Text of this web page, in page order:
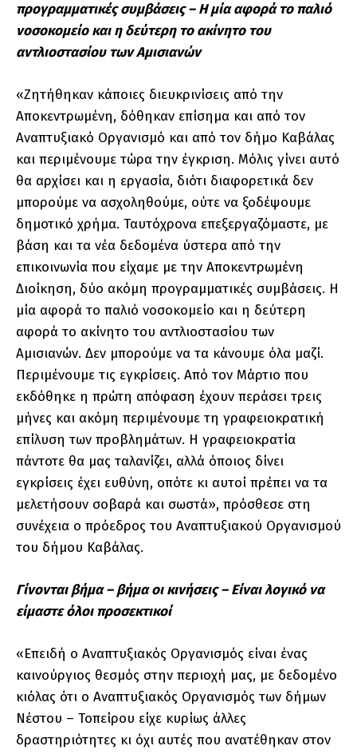
προγραμματικές συμβάσεις – Η μία αφορά το παλιό
νοσοκομείο και η δεύτερη το ακίνητο του
αντλιοστασίου των Αμισιανών
«Ζητήθηκαν κάποιες διευκρινίσεις από την
Αποκεντρωμένη, δόθηκαν επίσημα και από τον
Αναπτυξιακό Οργανισμό και από τον δήμο Καβάλας
και περιμένουμε τώρα την έγκριση. Μόλις γίνει αυτό
θα αρχίσει και η εργασία, διότι διαφορετικά δεν
μπορούμε να ασχοληθούμε, ούτε να ξοδέψουμε
δημοτικό χρήμα. Ταυτόχρονα επεξεργαζόμαστε, με
βάση και τα νέα δεδομένα ύστερα από την
επικοινωνία που είχαμε με την Αποκεντρωμένη
Διοίκηση, δύο ακόμη προγραμματικές συμβάσεις. Η
μία αφορά το παλιό νοσοκομείο και η δεύτερη
αφορά το ακίνητο του αντλιοστασίου των
Αμισιανών. Δεν μπορούμε να τα κάνουμε όλα μαζί.
Περιμένουμε τις εγκρίσεις. Από τον Μάρτιο που
εκδόθηκε η πρώτη απόφαση έχουν περάσει τρεις
μήνες και ακόμη περιμένουμε τη γραφειοκρατική
επίλυση των προβλημάτων. Η γραφειοκρατία
πάντοτε θα μας ταλανίζει, αλλά όποιος δίνει
εγκρίσεις έχει ευθύνη, οπότε κι αυτοί πρέπει να τα
μελετήσουν σοβαρά και σωστά», πρόσθεσε στη
συνέχεια ο πρόεδρος του Αναπτυξιακού Οργανισμού
του δήμου Καβάλας.
Γίνονται βήμα – βήμα οι κινήσεις – Είναι λογικό να
είμαστε όλοι προσεκτικοί
«Επειδή ο Αναπτυξιακός Οργανισμός είναι ένας
καινούργιος θεσμός στην περιοχή μας, με δεδομένο
κιόλας ότι ο Αναπτυξιακός Οργανισμός των δήμων
Νέστου – Τοπείρου είχε κυρίως άλλες
δραστηριότητες κι όχι αυτές που ανατέθηκαν στον